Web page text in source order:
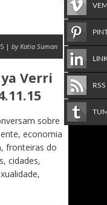
| by Katia Suman
Verri
sobre
economia
fronteiras do
cidades,
RSS